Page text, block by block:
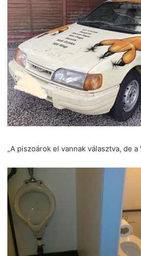
„A piszoárok el vannak választva, de